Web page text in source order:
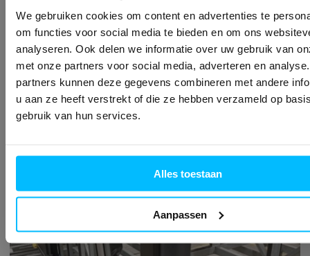
We gebruiken cookies om content en advertenties te
om functies voor social media te bieden en om ons
analyseren. Ook delen we informatie over uw gebruik van
met onze partners voor social media, adverteren en
partners kunnen deze gegevens combineren met andere
u aan ze heeft verstrekt of die ze hebben verzameld op
gebruik van hun services.
Alles toestaan
Aanpassen